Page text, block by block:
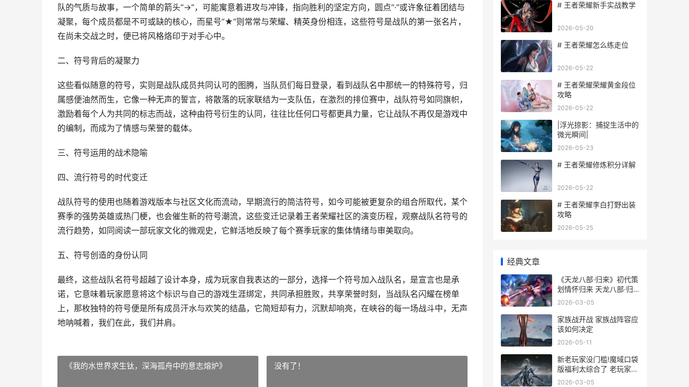
队的气质与故事，一个简单的箭头“→”，可能寓意着进攻与冲锋，指向胜利的坚定方向，圆点“·”或许象征着团结与
凝聚，每个成员都是不可或缺的核心，而星号“★”则常常与荣耀、精英身份相连，这些符号是战队的第一张名片，
在尚未交战之时，便已将风格烙印于对手心中。
二、符号背后的凝聚力
这些看似随意的符号，实则是战队成员共同认可的图腾，当队员们每日登录，看到战队名中那统一的特殊符号，归
属感便油然而生，它像一种无声的誓言，将散落的玩家联结为一支队伍，在激烈的排位赛中，战队符号如同旗帜，
激励着每个人为共同的标志而战，这种由符号衍生的认同，往往比任何口号都更具力量，它让战队不再仅是游戏中
的编制，而成为了情感与荣誉的载体。
三、符号运用的战术隐喻
四、流行符号的时代变迁
战队符号的使用也随着游戏版本与社区文化而流动，早期流行的简洁符号，如今可能被更复杂的组合所取代，某个
赛季的强势英雄或热门梗，也会催生新的符号潮流，这些变迁记录着王者荣耀社区的演变历程，观察战队名符号的
流行趋势，如同阅读一部玩家文化的微观史，它鲜活地反映了每个赛季玩家的集体情绪与审美取向。
五、符号创造的身份认同
最终，这些战队名符号超越了设计本身，成为玩家自我表达的一部分，选择一个符号加入战队名，是宣言也是承
诺，它意味着玩家愿意将这个标识与自己的游戏生涯绑定，共同承担胜败，共享荣誉时刻，当战队名闪耀在榜单
上，那枚独特的符号便是所有成员汗水与欢笑的结晶，它简短却有力，沉默却响亮，在峡谷的每一场战斗中，无声
地呐喊着，我们在此，我们并肩。
《我的水世界求生钛，深海孤舟中的意志熔炉》 没有了！
# 王者荣耀新手实战教学
2026-05-20
# 王者荣耀怎么练走位
2026-05-22
# 王者荣耀荣耀黄金段位
攻略
2026-05-22
|浮光掠影：捕捉生活中的
微光瞬间|
2026-05-23
# 王者荣耀修炼积分详解
2026-05-22
# 王者荣耀李白打野出装
攻略
2026-05-25
经典文章
《天龙八部·归来》初代策
划情怀归来 天龙八部·归
来
2026-03-05
家族战开战 家族战阵容应
该如何决定
2026-05-11
新老玩家没门槛!魔域口袋
版福利太综合了 老玩家带
新玩家
2026-03-05